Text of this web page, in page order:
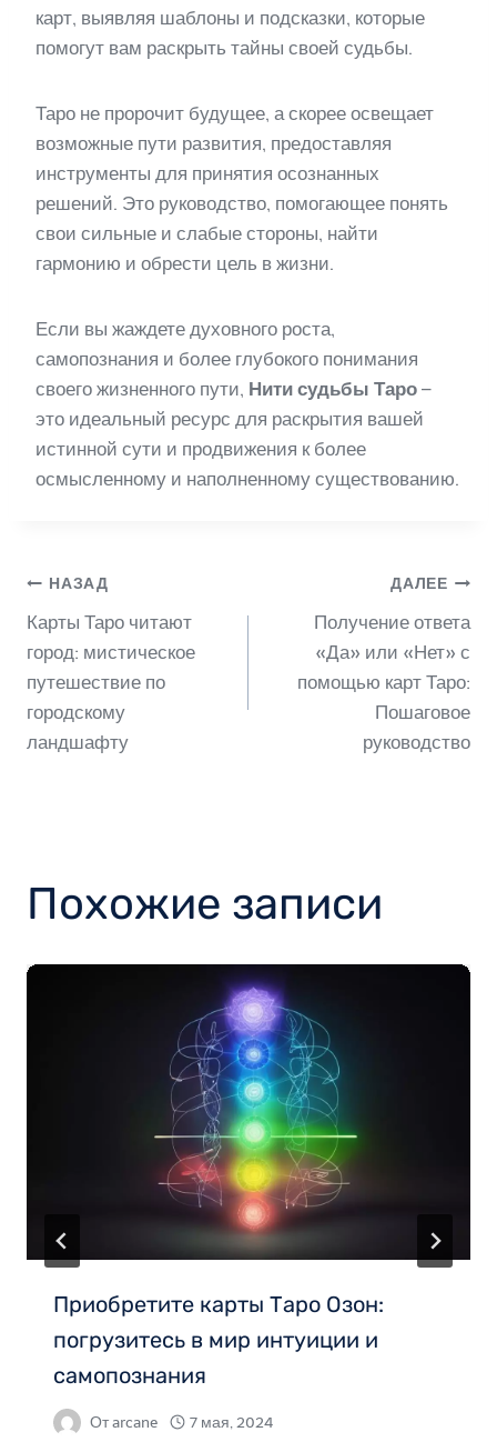
карт, выявляя шаблоны и подсказки, которые
помогут вам раскрыть тайны своей судьбы.
Таро не пророчит будущее, а скорее освещает
возможные пути развития, предоставляя
инструменты для принятия осознанных
решений. Это руководство, помогающее понять
свои сильные и слабые стороны, найти
гармонию и обрести цель в жизни.
Если вы жаждете духовного роста,
самопознания и более глубокого понимания
своего жизненного пути, Нити судьбы Таро –
это идеальный ресурс для раскрытия вашей
истинной сути и продвижения к более
осмысленному и наполненному существованию.
Навигация
по
записям
НАЗАД
Карты Таро читают
город: мистическое
путешествие по
городскому
ландшафту
ДАЛЕЕ
Получение ответа
«Да» или «Нет» с
помощью карт Таро:
Пошаговое
руководство
Похожие записи
Приобретите карты Таро Озон:
погрузитесь в мир интуиции и
самопознания
Отarcane 7 мая, 2024